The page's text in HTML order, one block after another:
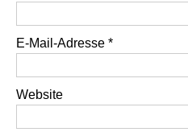
E-Mail-Adresse *
Website